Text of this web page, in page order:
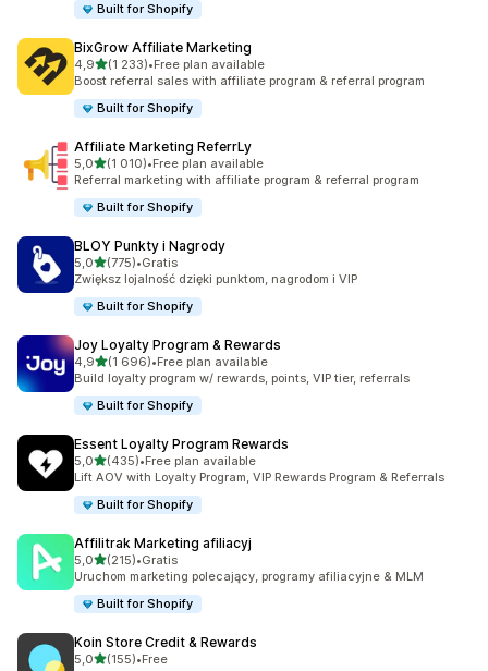
Built for Shopify
BixGrow Affiliate Marketing
4,9na 5 gwiazdek
(1 233)
Łączna liczba recenzji: 1233
•Free plan available
Boost referral sales with affiliate program & referral program
Built for Shopify
Affiliate Marketing ReferrLy
5,0na 5 gwiazdek
(1 010)
Łączna liczba recenzji: 1010
•Free plan available
Referral marketing with affiliate program & referral program
Built for Shopify
BLOY Punkty i Nagrody
5,0na 5 gwiazdek
(775)
Łączna liczba recenzji: 775
•Gratis
Zwiększ lojalność dzięki punktom, nagrodom i VIP
Built for Shopify
Joy Loyalty Program & Rewards
4,9na 5 gwiazdek
(1 696)
Łączna liczba recenzji: 1696
•Free plan available
Build loyalty program w/ rewards, points, VIP tier, referrals
Built for Shopify
Essent Loyalty Program Rewards
5,0na 5 gwiazdek
(435)
Łączna liczba recenzji: 435
•Free plan available
Lift AOV with Loyalty Program, VIP Rewards Program & Referrals
Built for Shopify
Affilitrak Marketing afiliacyj
5,0na 5 gwiazdek
(215)
Łączna liczba recenzji: 215
•Gratis
Uruchom marketing polecający, programy afiliacyjne & MLM
Built for Shopify
Koin Store Credit & Rewards
5,0na 5 gwiazdek
(155)
Łączna liczba recenzji: 155
•Free